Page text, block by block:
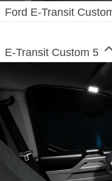
Ford E-Transit
E-Transit Custom 5